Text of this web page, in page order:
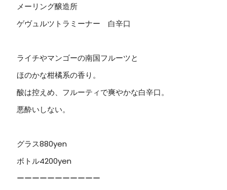
メーリング醸造所
ゲヴュルツトラミーナー 白辛口
ライチやマンゴーの南国フルーツと
ほのかな柑橘系の香り。
酸は控えめ、フルーティで爽やかな白辛口。
悪酔いしない。
グラス880yen
ボトル4200yen
ーーーーーーーーーーー